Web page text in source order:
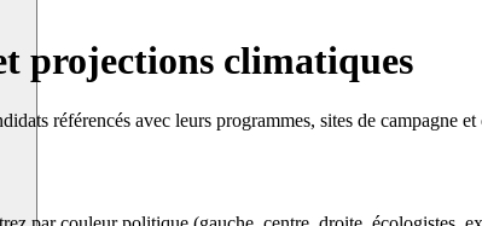
projections climatiques
référencés avec leurs programmes, sites de campagne